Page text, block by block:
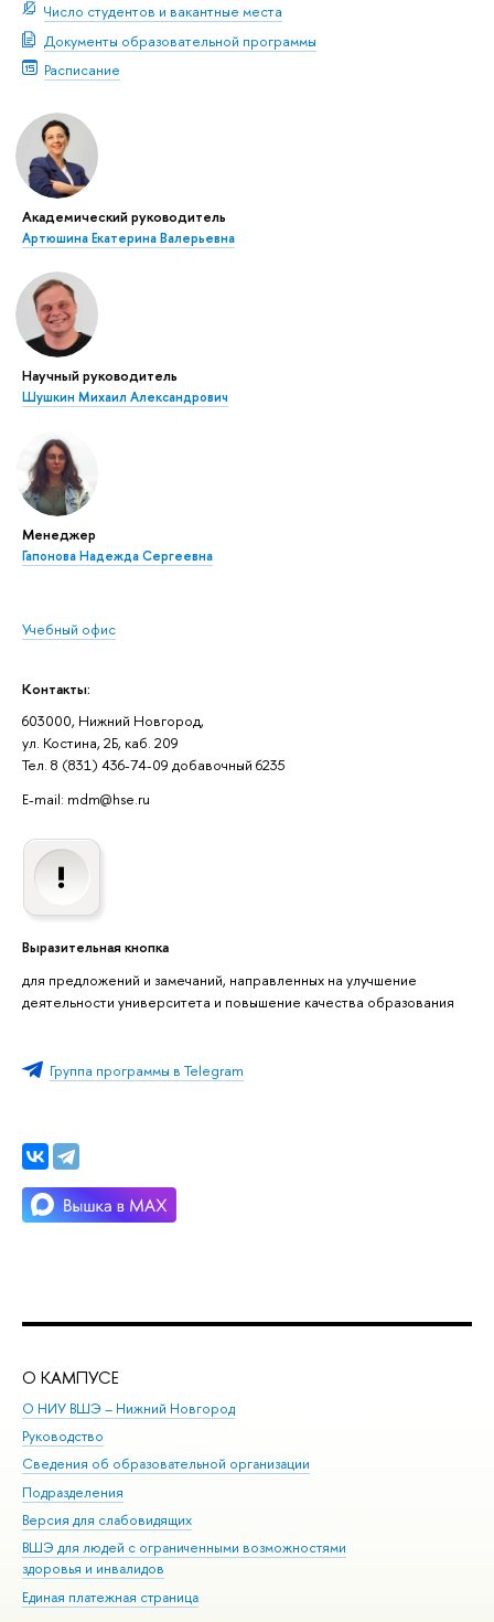
Число студентов и вакантные места
Документы образовательной программы
Расписание
Академический руководитель
Артюшина Екатерина Валерьевна
Научный руководитель
Шушкин Михаил Александрович
Менеджер
Гапонова Надежда Сергеевна
Учебный офис
Контакты:
603000, Нижний Новгород,
ул. Костина, 2Б, каб. 209
Тел. 8 (831) 436-74-09 добавочный 6235
E-mail: mdm@hse.ru
Выразительная кнопка
для предложений и замечаний, направленных на улучшение
деятельности университета и повышение качества образования
Группа программы в Telegram
О КАМПУСЕ
О НИУ ВШЭ – Нижний Новгород
Руководство
Сведения об образовательной организации
Подразделения
Версия для слабовидящих
ВШЭ для людей с ограниченными возможностями
здоровья и инвалидов
Единая платежная страница